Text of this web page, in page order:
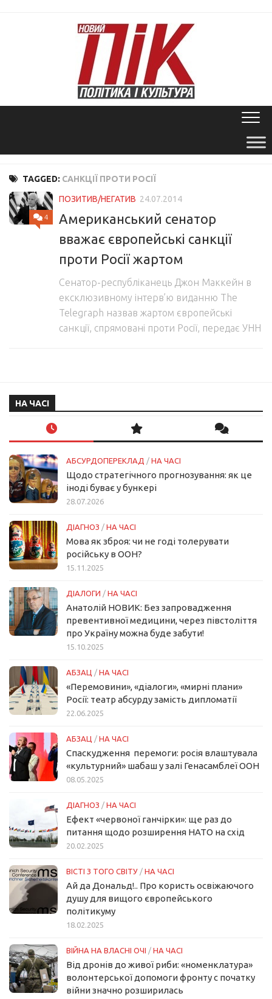
TAGGED: САНКЦІЇ ПРОТИ РОСІЇ
4
ПОЗИТИВ/НЕГАТИВ 24.07.2014
Американський сенатор
вважає європейські санкції
проти Росії жартом
Сенатор-республіканець Джон Маккейн в
ексклюзивному інтерв’ю виданню The
Telegraph назвав жартом європейські
санкції, спрямовані проти Росії, передає УНН
НА ЧАСІ
АБСУРДОПЕРЕКЛАД / НА ЧАСІ
Щодо стратегічного прогнозування: як це
іноді буває у бункері
28.07.2026
ДІАГНОЗ / НА ЧАСІ
Мова як зброя: чи не годі толерувати
російську в ООН?
15.11.2025
ДІАЛОГИ / НА ЧАСІ
Анатолій НОВИК: Без запровадження
превентивної медицини, через півстоліття
про Україну можна буде забути!
15.10.2025
АБЗАЦ / НА ЧАСІ
«Перемовини», «діалоги», «мирні плани»
Росії: театр абсурду замість дипломатії
22.06.2025
АБЗАЦ / НА ЧАСІ
Спаскудження перемоги: росія влаштувала
«культурний» шабаш у залі Генасамблеї ООН
08.05.2025
ДІАГНОЗ / НА ЧАСІ
Ефект «червоної ганчірки»: ще раз до
питання щодо розширення НАТО на схід
20.02.2025
ВІСТІ З ТОГО СВІТУ / НА ЧАСІ
Ай да Дональд!.. Про користь освіжаючого
душу для вищого європейського
політикуму
18.02.2025
ВІЙНА НА ВЛАСНІ ОЧІ / НА ЧАСІ
Від дронів до живої риби: «номенклатура»
волонтерської допомоги фронту с початку
війни значно розширилась